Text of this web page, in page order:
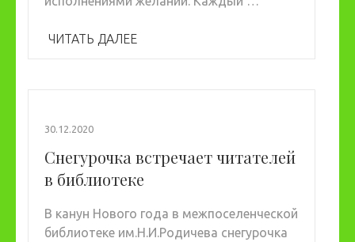
ЧИТАТЬ ДАЛЕЕ
30.12.2020
Снегурочка встречает читателей
в библиотеке
В канун Нового года в межпоселенческой
библиотеке им.Н.И.Родичева снегурочка